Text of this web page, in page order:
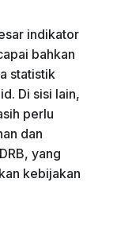
indikator
bahkan
statistik
Di sisi lain,
perlu
dan
yang
kebijakan